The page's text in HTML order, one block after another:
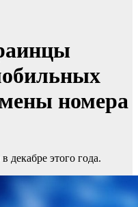
номера
декабре этого года.